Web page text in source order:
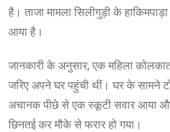
है। ताजा मामला सिलीगुड़ी के
आया है।
जानकारी के अनुसार, एक महिला
जरिए अपने घर पहुंची थीं। घर के सामने
अचानक पीछे से एक स्कूटी सवार आया
छिनतई कर मौके से फरार हो गया।